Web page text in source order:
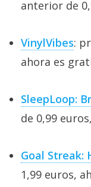
anterior de
VinylVibes:
ahora es
SleepLoop:
de 0,99
Goal Streak:
1,99 euros,